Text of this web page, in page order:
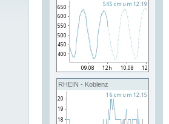
RHEIN - Koblenz